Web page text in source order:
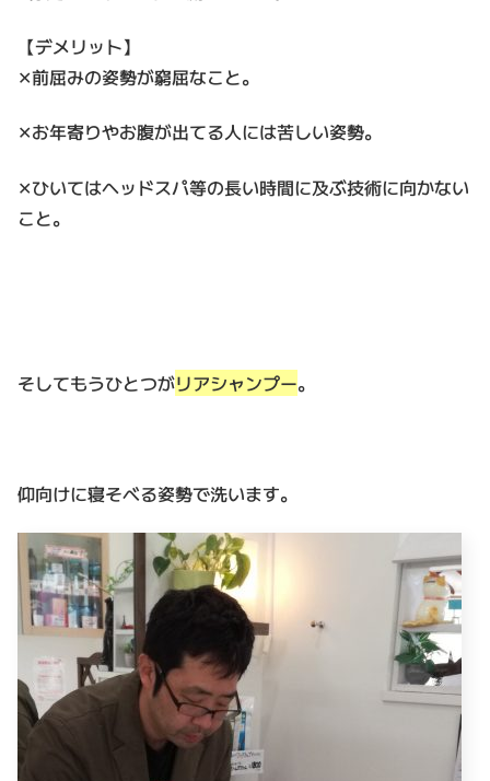
【デメリット】
✕前屈みの姿勢が窮屈なこと。
✕お年寄りやお腹が出てる人には苦しい姿勢。
✕ひいてはヘッドスパ等の長い時間に及ぶ技術に向かない
こと。
そしてもうひとつがリアシャンプー。
仰向けに寝そべる姿勢で洗います。